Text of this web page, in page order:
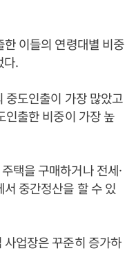
이들의 연령대별 비중
다.
중도인출이 가장 많았고
인출한 비중이 가장 높
택을 구매하거나 전세·
중간정산을 할 수 있
업장은 꾸준히 증가하